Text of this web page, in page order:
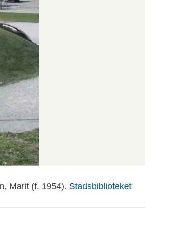
Marit (f. 1954). Stadsbiblioteket